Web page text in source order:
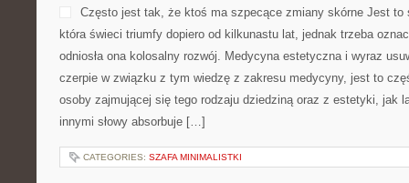
Często jest tak, że ktoś ma szpecące zmiany skórne Jest to
która świeci triumfy dopiero od kilkunastu lat, jednak trzeba
odniosła ona kolosalny rozwój. Medycyna estetyczna i wyraz
czerpie w związku z tym wiedzę z zakresu medycyny, jest to
osoby zajmującej się tego rodzaju dziedziną oraz z estetyki, jak
innymi słowy absorbuje […]
CATEGORIES: SZAFA MINIMALISTKI